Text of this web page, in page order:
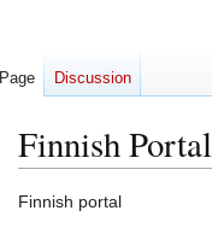
Finnish Portal
Jump
Jump
Finnish portal
Page Discussion